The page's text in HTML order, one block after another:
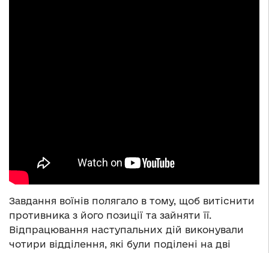
Завдання воїнів полягало в тому, щоб витіснити
противника з його позиції та зайняти її.
Відпрацювання наступальних дій виконували
чотири відділення, які були поділені на дві